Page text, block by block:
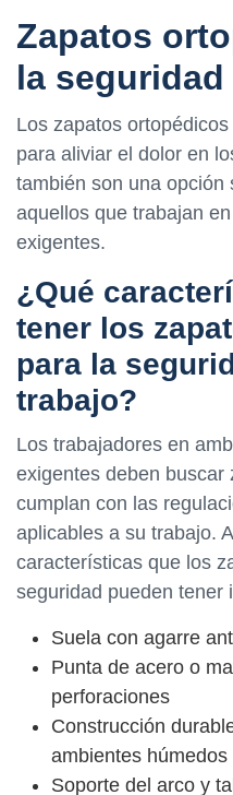
Zapatos
la
Los zapatos
para aliviar el dolor en
también son una opción
aquellos que trabajan
exigentes.
¿Qué
tener los
para la
trabajo?
Los trabajadores en
exigentes deben buscar
cumplan con las
aplicables a su trabajo.
características que los
seguridad pueden tener
Suela con agarre
Punta de acero o
perforaciones
Construcción
ambientes húmedos
Soporte del arco y